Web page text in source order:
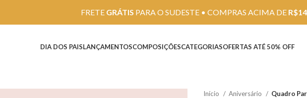
DIA DOS PAISLANÇAMENTOSCOMPOSIÇÕESCATEGORIASOFERTAS ATÉ 50% OFF
Início Aniversário Quadro
FRETE GRÁTIS PARA O SUDESTE • COMPRAS ACIMA DE